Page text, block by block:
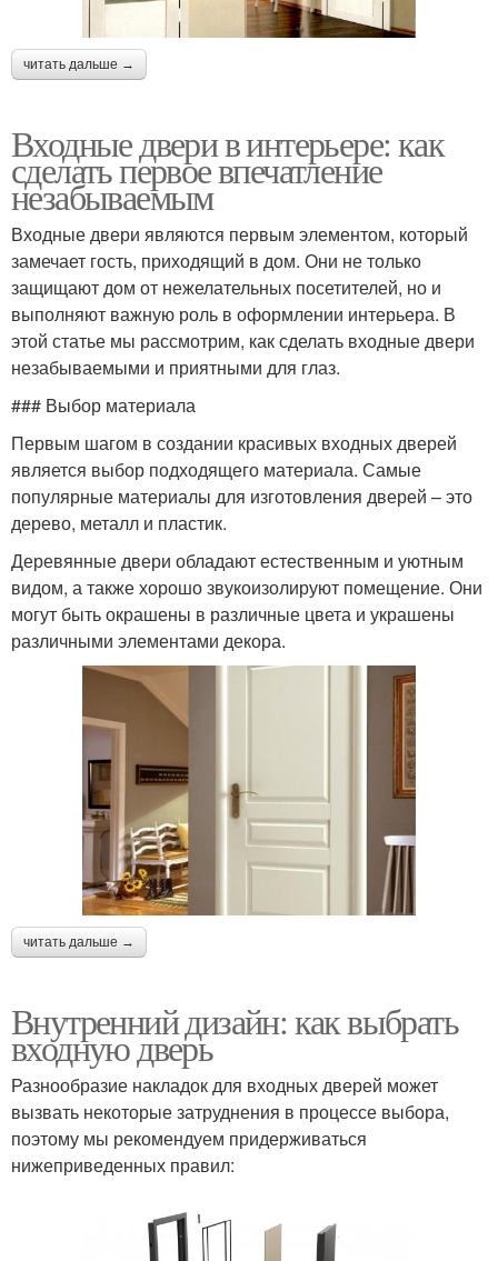
читать дальше →
Входные двери в интерьере: как
сделать первое впечатление
незабываемым
Входные двери являются первым элементом, который
замечает гость, приходящий в дом. Они не только
защищают дом от нежелательных посетителей, но и
выполняют важную роль в оформлении интерьера. В
этой статье мы рассмотрим, как сделать входные двери
незабываемыми и приятными для глаз.
### Выбор материала
Первым шагом в создании красивых входных дверей
является выбор подходящего материала. Самые
популярные материалы для изготовления дверей – это
дерево, металл и пластик.
Деревянные двери обладают естественным и уютным
видом, а также хорошо звукоизолируют помещение. Они
могут быть окрашены в различные цвета и украшены
различными элементами декора.
читать дальше →
Внутренний дизайн: как выбрать
входную дверь
Разнообразие накладок для входных дверей может
вызвать некоторые затруднения в процессе выбора,
поэтому мы рекомендуем придерживаться
нижеприведенных правил: